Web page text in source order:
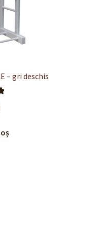
– gri deschis